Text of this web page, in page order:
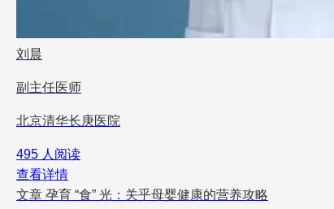
刘晨
副主任医师
北京清华长庚医院
495 人阅读
查看详情
文章 孕育 “食” 光：关乎母婴健康的营养攻略